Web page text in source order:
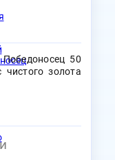
50
золота